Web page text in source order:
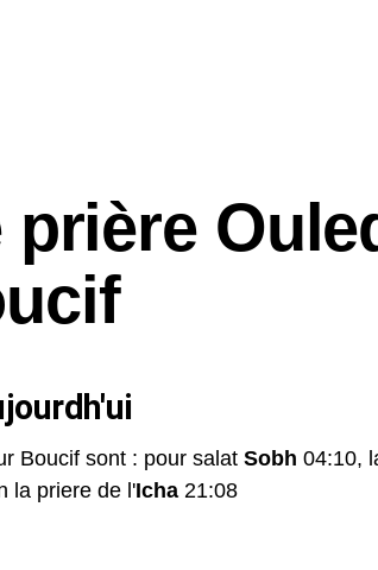
prière
Boucif sont : pour salat Sobh 04:10,
la priere de l'Icha 21:08